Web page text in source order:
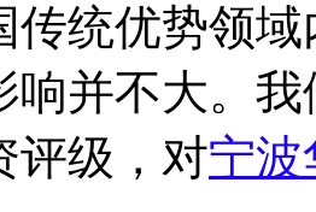
传统优势领
响并不大。
评级，对宁波